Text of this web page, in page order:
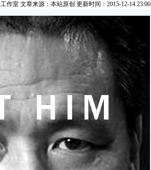
作室 文章来源：本站原创 更新时间：2015-12-14 23:00